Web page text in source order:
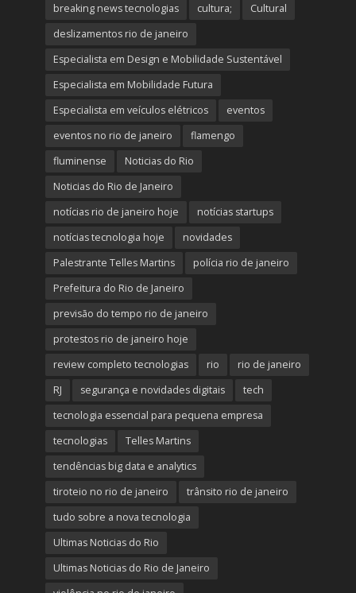
breaking news tecnologias
cultura;
Cultural
deslizamentos rio de janeiro
Especialista em Design e Mobilidade Sustentável
Especialista em Mobilidade Futura
Especialista em veículos elétricos
eventos
eventos no rio de janeiro
flamengo
fluminense
Noticias do Rio
Noticias do Rio de Janeiro
notícias rio de janeiro hoje
notícias startups
notícias tecnologia hoje
novidades
Palestrante Telles Martins
polícia rio de janeiro
Prefeitura do Rio de Janeiro
previsão do tempo rio de janeiro
protestos rio de janeiro hoje
review completo tecnologias
rio
rio de janeiro
RJ
segurança e novidades digitais
tech
tecnologia essencial para pequena empresa
tecnologias
Telles Martins
tendências big data e analytics
tiroteio no rio de janeiro
trânsito rio de janeiro
tudo sobre a nova tecnologia
Ultimas Noticias do Rio
Ultimas Noticias do Rio de Janeiro